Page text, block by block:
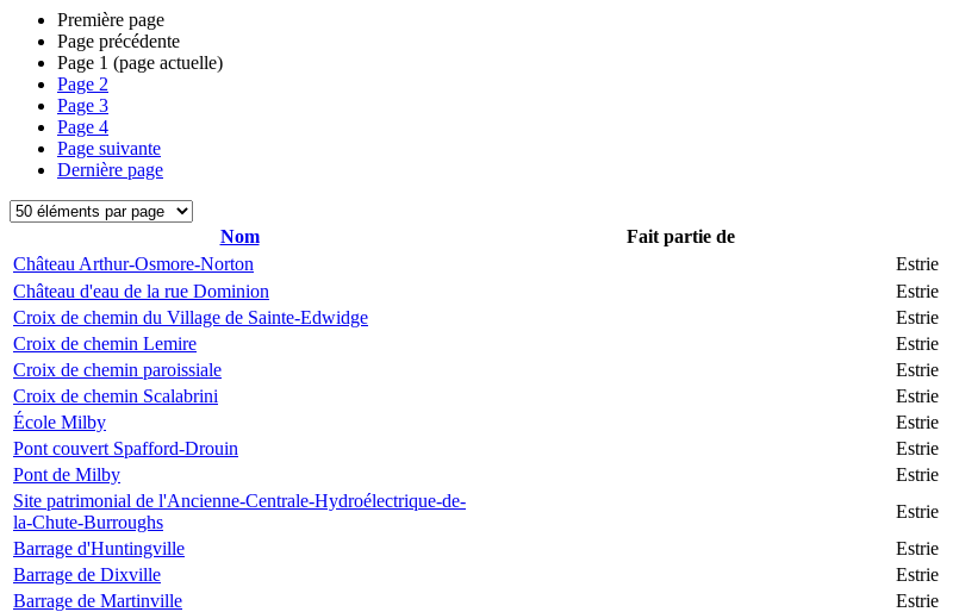
Première page
Page précédente
Page 1 (page actuelle)
Page 2
Page 3
Page 4
Page suivante
Dernière page
Nom Fait partie de
Château Arthur-Osmore-Norton
Estrie
Château d'eau de la rue Dominion
Estrie
Croix de chemin du Village de Sainte-Edwidge
Estrie
Croix de chemin Lemire
Estrie
Croix de chemin paroissiale
Estrie
Croix de chemin Scalabrini
Estrie
École Milby
Estrie
Pont couvert Spafford-Drouin
Estrie
Pont de Milby
Estrie
Site patrimonial de l'Ancienne-Centrale-Hydroélectrique-de-
la-Chute-Burroughs
Estrie
Barrage d'Huntingville
Estrie
Barrage de Dixville
Estrie
Barrage de Martinville
Estrie